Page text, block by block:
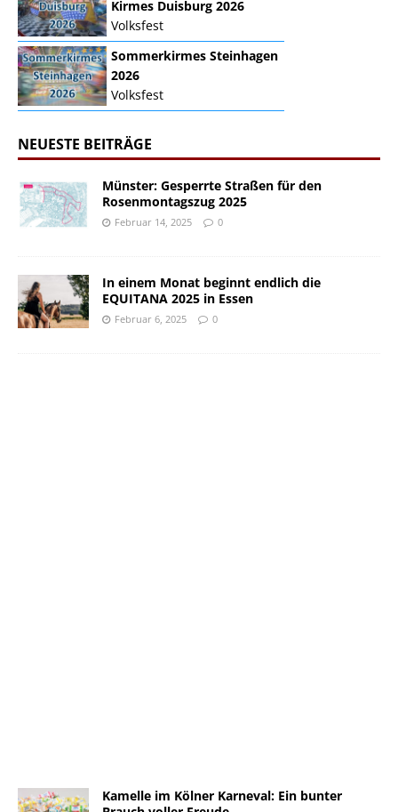
Kirmes Duisburg 2026
Volksfest
Sommerkirmes Steinhagen
2026
Volksfest
NEUESTE BEITRÄGE
Münster: Gesperrte Straßen für den
Rosenmontagszug 2025
Februar 14, 2025 0
In einem Monat beginnt endlich die
EQUITANA 2025 in Essen
Februar 6, 2025 0
Kamelle im Kölner Karneval: Ein bunter